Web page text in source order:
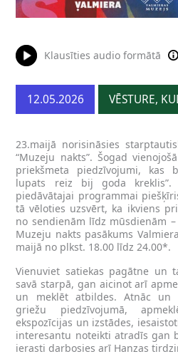
Klausīties audio formātā
12.05.2026 VĒSTURE,
23.maijā norisināsies
“Muzeju nakts”. Šogad
priekšmeta piedzīvojumi, kas
lupats reiz bij goda kreklis”.
piedāvātajai programmai
tā vēloties uzsvērt, ka ikviens
no sendienām līdz mūsdienām
Muzeju nakts pasākums
maijā no plkst. 18.00 līdz 24.00*.
Vienuviet satiekas pagātne un
savā starpā, gan aicinot arī
un meklēt atbildes. Atnāc un
griežu piedzīvojumā,
ekspozīcijas un izstādes,
interesantu noteikti atradīs gan
ierasti darbosies arī Hanzas